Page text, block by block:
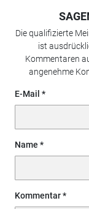
Die qualifizierte
ist
Kommentaren
angenehme
E-Mail
Name
Kommentar